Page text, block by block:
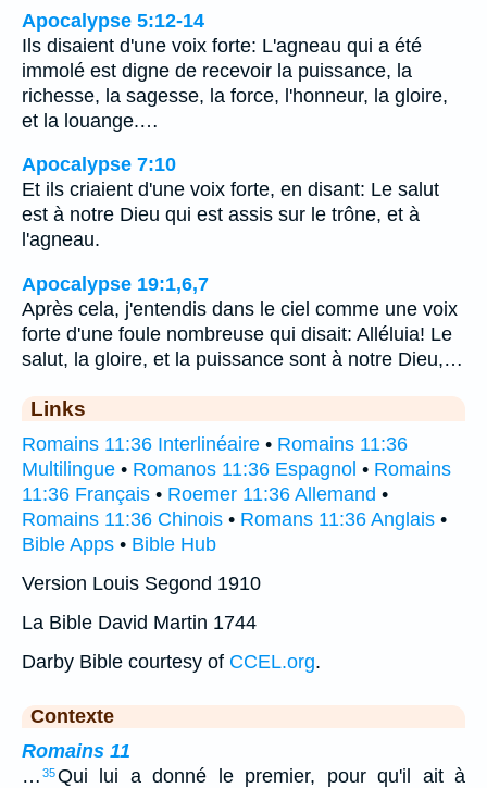
Apocalypse 5:12-14
Ils disaient d'une voix forte: L'agneau qui a été
immolé est digne de recevoir la puissance, la
richesse, la sagesse, la force, l'honneur, la gloire,
et la louange.…
Apocalypse 7:10
Et ils criaient d'une voix forte, en disant: Le salut
est à notre Dieu qui est assis sur le trône, et à
l'agneau.
Apocalypse 19:1,6,7
Après cela, j'entendis dans le ciel comme une voix
forte d'une foule nombreuse qui disait: Alléluia! Le
salut, la gloire, et la puissance sont à notre Dieu,…
Links
Romains 11:36 Interlinéaire • Romains 11:36
Multilingue • Romanos 11:36 Espagnol • Romains
11:36 Français • Roemer 11:36 Allemand •
Romains 11:36 Chinois • Romans 11:36 Anglais •
Bible Apps • Bible Hub
Version Louis Segond 1910
La Bible David Martin 1744
Darby Bible courtesy of CCEL.org.
Contexte
Romains 11
… 35Qui lui a donné le premier, pour qu'il ait à